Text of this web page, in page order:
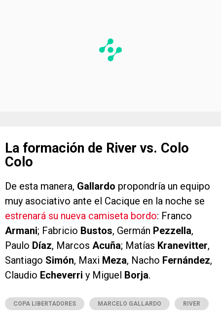
La formación de River vs. Colo
Colo
De esta manera, Gallardo propondría un equipo
muy asociativo ante el Cacique en la noche se
estrenará su nueva camiseta bordo: Franco
Armani; Fabricio Bustos, Germán Pezzella,
Paulo Díaz, Marcos Acuña; Matías Kranevitter,
Santiago Simón, Maxi Meza, Nacho Fernández,
Claudio Echeverri y Miguel Borja.
COPA LIBERTADORES MARCELO GALLARDO RIVER